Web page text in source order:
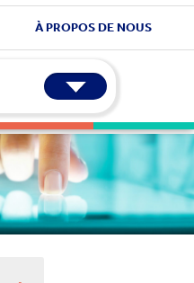
À PROPOS DE NOUS